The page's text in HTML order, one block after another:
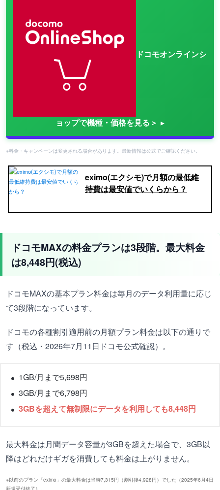
ドコモオンラインシ
ョップで機種・価格を見る＞
※料金・キャンペーンは変更される場合があります。最新情報は公式でご確認ください。
eximo(エクシモ)で月額の最低維
持費は最安値でいくらから？
ドコモMAXの料金プランは3段階。最大料金
は8,448円(税込)
ドコモMAXの基本プラン料金は毎月のデータ利用量に応じ
て3段階になっています。
ドコモの各種割引適用前の月額プラン料金は以下の通りで
す（税込・2026年7月11日ドコモ公式確認）。
1GB/月まで5,698円
3GB/月まで6,798円
3GBを超えて無制限にデータを利用しても8,448円
最大料金は月間データ容量が3GBを超えた場合で、3GB以
降はどれだけギガを消費しても料金は上がりません。
※以前のプラン「eximo」の最大料金は当時7,315円（割引後4,928円）でした（2025年6月4日
新規受付終了）。